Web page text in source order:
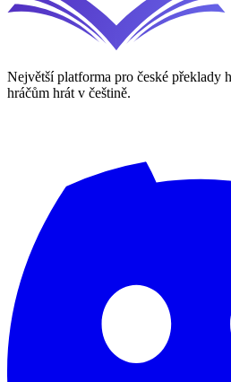
Největší platforma pro české překlady
hráčům hrát v češtině.